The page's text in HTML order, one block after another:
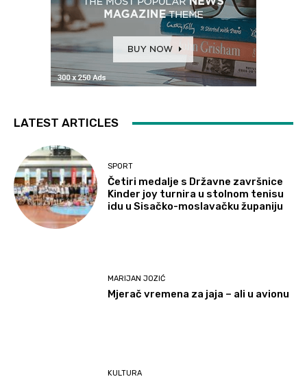
LATEST ARTICLES
SPORT
Četiri medalje s Državne završnice
Kinder joy turnira u stolnom tenisu
idu u Sisačko-moslavačku županiju
MARIJAN JOZIĆ
Mjerač vremena za jaja – ali u avionu
KULTURA